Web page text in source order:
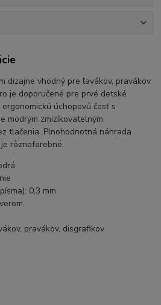
dizajne vhodný pre ľavákov, pravákov
je doporučené pre prvé detské
úchopovú časť s
modrým zmizíkovatelným
tlačenia. Plnohodnotná náhrada
rôznofarebné.
0,3 mm
pravákov, disgrafikov